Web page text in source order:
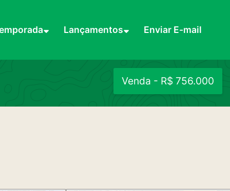
Lançamentos Enviar E-mail
Venda - R$ 756.000